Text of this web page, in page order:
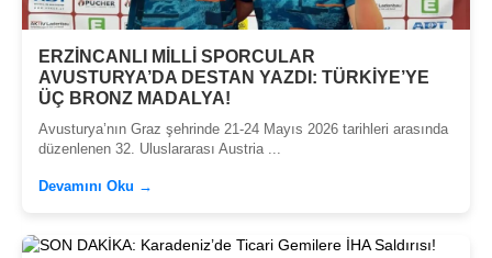
ERZİNCANLI MİLLİ SPORCULAR
AVUSTURYA’DA DESTAN YAZDI: TÜRKİYE’YE
ÜÇ BRONZ MADALYA!
Avusturya’nın Graz şehrinde 21-24 Mayıs 2026 tarihleri arasında
düzenlenen 32. Uluslararası Austria ...
Devamını Oku →